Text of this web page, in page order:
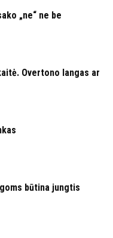
„ne“ ne be
Overtono langas ar
būtina jungtis